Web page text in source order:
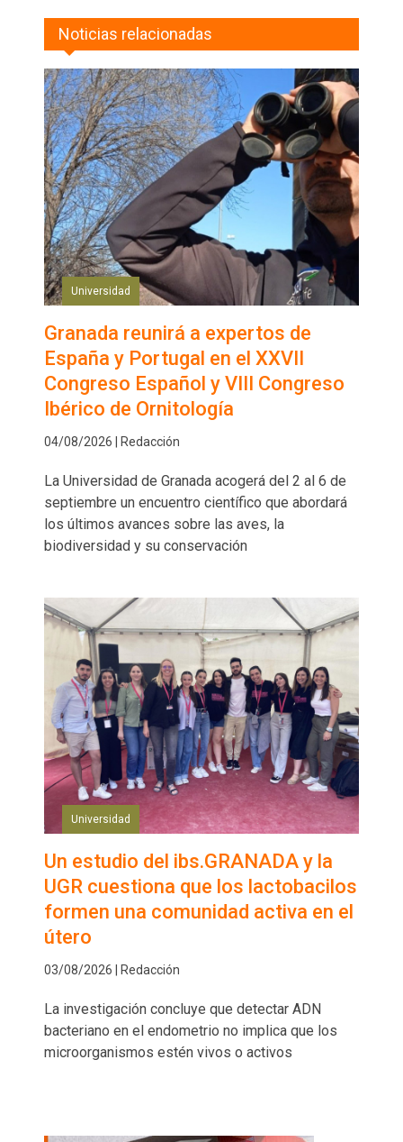
Noticias relacionadas
Universidad
Granada reunirá a expertos de
España y Portugal en el XXVII
Congreso Español y VIII Congreso
Ibérico de Ornitología
04/08/2026 | Redacción
La Universidad de Granada acogerá del 2 al 6 de
septiembre un encuentro científico que abordará
los últimos avances sobre las aves, la
biodiversidad y su conservación
Universidad
Un estudio del ibs.GRANADA y la
UGR cuestiona que los lactobacilos
formen una comunidad activa en el
útero
03/08/2026 | Redacción
La investigación concluye que detectar ADN
bacteriano en el endometrio no implica que los
microorganismos estén vivos o activos